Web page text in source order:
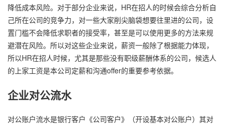
降低成本风险。对于部分企业来说，HR在招人的时候会综合分析自
己所在公司的竞争力，对一些大家削尖脑袋想要往里进的公司，设
置门槛不会降低求职者的接受率，甚至是可以使用更多的方法来规
避潜在风险。所以对这些企业来说，薪资一般除了根据能力体现，
所以HR在招人时候，尤其是那些没有职级薪酬体系的公司，候选人
的上家工资是本公司定薪和沟通offer的重要参考依据。
企业对公流水
对公账户流水是银行客户《公司客户》（开设基本对公账户）其对